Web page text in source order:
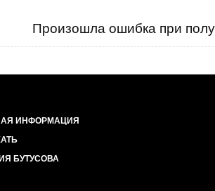
Произошла ошибка при
ИНФОРМАЦИЯ
БУТУСОВА